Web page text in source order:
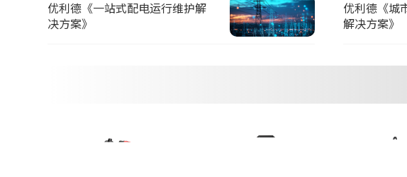
优利德《一站式配电运行维护解
决方案》
优利德《城
解决方案》